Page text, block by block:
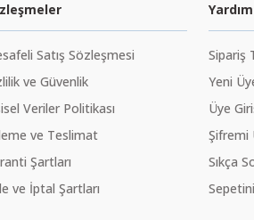
Satış Sözleşmesi
ve Güvenlik
Veriler Politikası
ve Teslimat
Şartları
ve İptal Şartları
Yardım
Sipariş
Yeni
Üye
Şifremi
Sıkça